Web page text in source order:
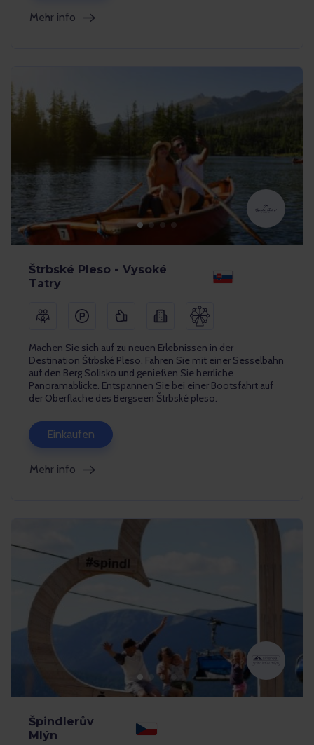
Mehr info
Štrbské Pleso - Vysoké
Tatry
Machen Sie sich auf zu neuen Erlebnissen in der
Destination Štrbské Pleso. Fahren Sie mit einer Sesselbahn
auf den Berg Solisko und genießen Sie herrliche
Panoramablicke. Entspannen Sie bei einer Bootsfahrt auf
der Oberfläche des Bergseen Štrbské pleso.
Einkaufen
Mehr info
Špindlerův
Mlýn